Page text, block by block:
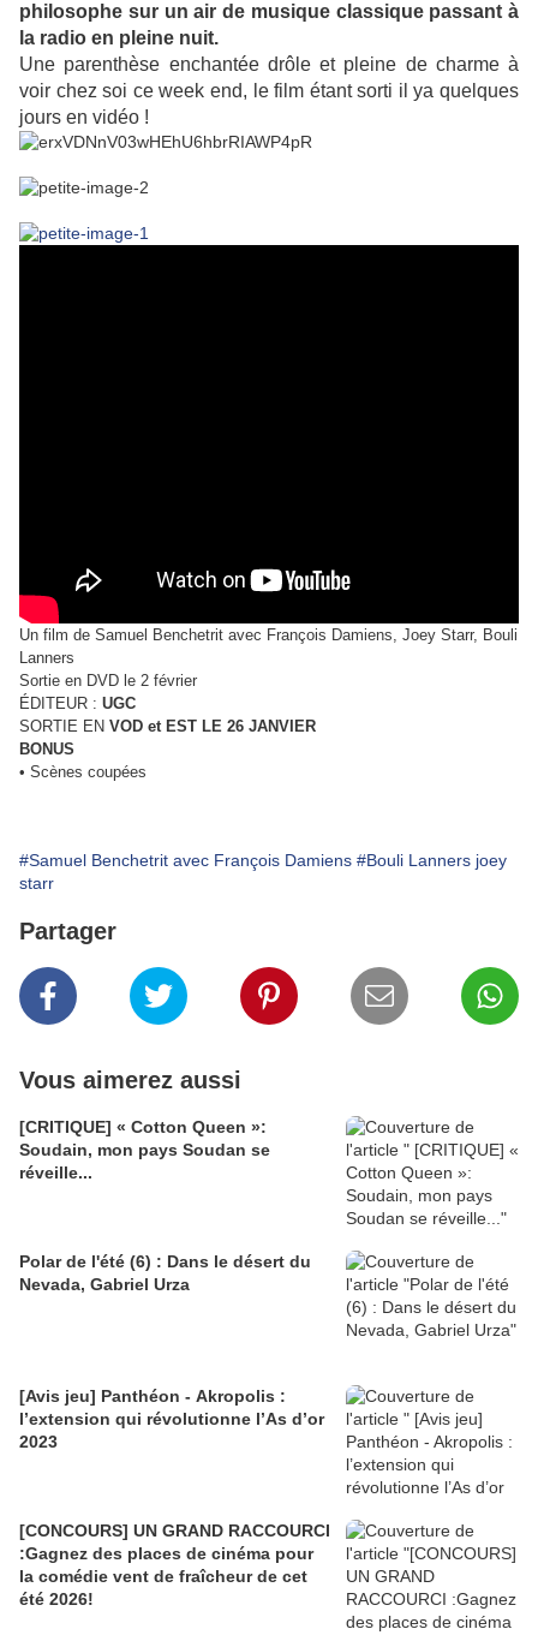
philosophe sur un air de musique classique passant à
la radio en pleine nuit.
Une parenthèse enchantée drôle et pleine de charme à
voir chez soi ce week end, le film étant sorti il ya quelques
jours en vidéo !
Un film de Samuel Benchetrit avec François Damiens, Joey Starr, Bouli
Lanners
Sortie en DVD le 2 février
ÉDITEUR : UGC
SORTIE EN VOD et EST LE 26 JANVIER
BONUS
• Scènes coupées
#Samuel Benchetrit avec François Damiens #Bouli Lanners joey
starr
Partager
Vous aimerez aussi
[CRITIQUE] « Cotton Queen »:
Soudain, mon pays Soudan se
réveille...
Polar de l'été (6) : Dans le désert du
Nevada, Gabriel Urza
[Avis jeu] Panthéon - Akropolis :
l’extension qui révolutionne l’As d’or
2023
[CONCOURS] UN GRAND RACCOURCI
:Gagnez des places de cinéma pour
la comédie vent de fraîcheur de cet
été 2026!